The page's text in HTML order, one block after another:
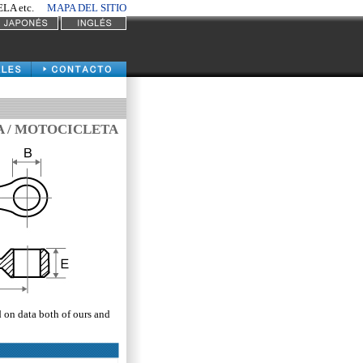
etc. MAPA DEL SITIO
/ MOTOCICLETA
data both of ours and